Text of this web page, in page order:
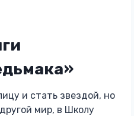
и стать звездой, но
мир, в Школу